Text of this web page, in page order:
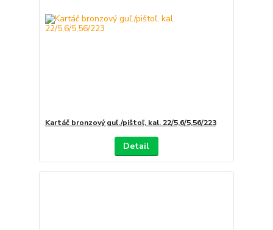
Kartáč bronzový guľ./pištoľ, kal. 22/5,6/5,56/223
Detail